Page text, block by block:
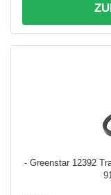
- Greenstar 12392